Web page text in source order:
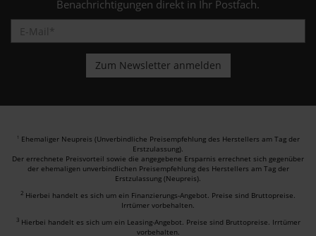
Benachrichtigungen direkt in Ihr Postfach.
1 Ehemaliger Neupreis (Unverbindliche Preisempfehlung des Herstellers am Tag der
Erstzulassung).
Der errechnete Preisvorteil sowie die angegebene Ersparnis errechnet sich gegenüber
der ehemaligen unverbindlichen Preisempfehlung des Herstellers am Tag der
Erstzulassung (Neupreis).
2 Hierbei handelt es sich um ein Finanzierungs-Angebot. Preise sind Bruttopreise.
Irrtümer vorbehalten.
3 Hierbei handelt es sich um ein Leasing-Angebot. Preise sind Bruttopreise. Irrtümer
vorbehalten.